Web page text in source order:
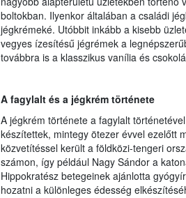
boltokban. Ilyenkor általában a családi
jégkrémeké. Utóbbit inkább a kisebb
vegyes ízesítésű jégrémek a
továbbra is a klasszikus vanília és
A fagylalt és a jégkrém története
A jégkrém története a fagylalt
készítettek, mintegy ötezer évvel ezelőtt
közvetítéssel került a földközi-tengeri
számon, így például Nagy Sándor a
Hippokratész betegeinek ajánlotta
hozatni a különleges édesség